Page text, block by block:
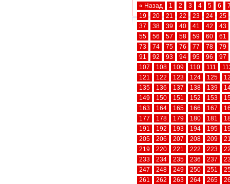
« Назад 1 2 3 4 5 6
19
20 21 22 23 24
25
37
38 39 40 41 42
43
55
56 57 58 59 60
61
73
74 75 76 77 78
79
91
92 93 94 95 96
97
107
108 109 110 111
121
122 123 124 125
135
136 137 138 139
149
150 151 152 153
163
164 165 166 167
177
178 179 180 181
191
192 193 194 195
205
206 207 208 209
219
220 221 222 223
233
234 235 236 237
247
248 249 250 251
261
262 263 264 265